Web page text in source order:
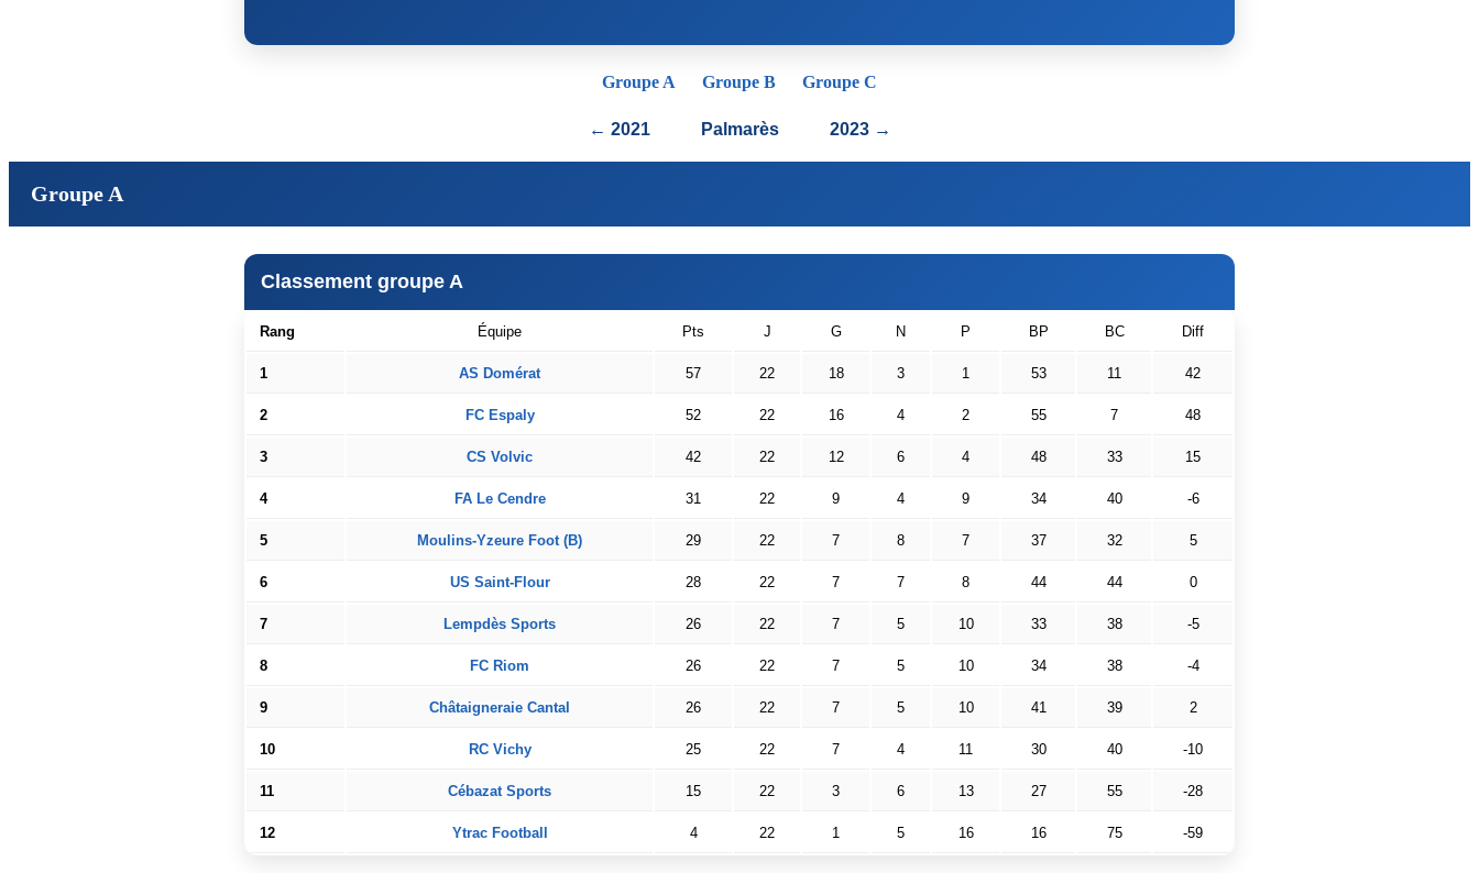
Groupe A Groupe B Groupe C
← 2021 Palmarès 2023 →
Groupe A
Classement groupe A
Rang Équipe Pts J G N P BP BC Diff
1 AS Domérat 57 22 18 3 1 53 11 42
2 FC Espaly 52 22 16 4 2 55 7 48
3 CS Volvic 42 22 12 6 4 48 33 15
4 FA Le Cendre 31 22 9 4 9 34 40 -6
5 Moulins-Yzeure Foot (B) 29 22 7 8 7 37 32 5
6 US Saint-Flour 28 22 7 7 8 44 44 0
7 Lempdès Sports 26 22 7 5 10 33 38 -5
8 FC Riom 26 22 7 5 10 34 38 -4
9 Châtaigneraie Cantal 26 22 7 5 10 41 39 2
10 RC Vichy 25 22 7 4 11 30 40 -10
11 Cébazat Sports 15 22 3 6 13 27 55 -28
12 Ytrac Football 4 22 1 5 16 16 75 -59